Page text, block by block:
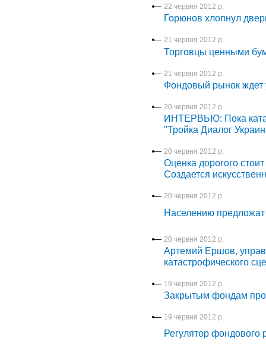
22 червня 2012 р.
Горюнов хлопнул
21 червня 2012 р.
Торговцы ценными
21 червня 2012 р.
Фондовый рынок ждет
20 червня 2012 р.
ИНТЕРВЬЮ: Пока
"Тройка Диалог
20 червня 2012 р.
Оценка дорогого стоит
Создается
20 червня 2012 р.
Населению предложат
20 червня 2012 р.
Артемий Ершов,
катастрофического
19 червня 2012 р.
Закрытым фондам
19 червня 2012 р.
Регулятор фондового